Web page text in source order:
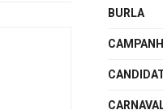
BURLA